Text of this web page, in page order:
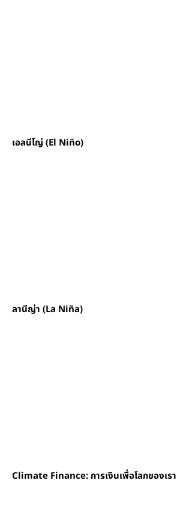
เอลนีโญ่ (El Niño)
ลานีญ่า (La Niña)
Climate Finance: การเงินเพื่อโลกของเรา